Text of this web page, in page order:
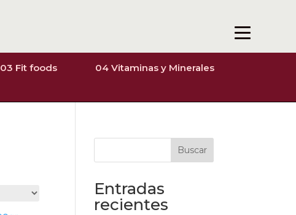
03 Fit foods
04 Vitaminas y Minerales
Buscar
Entradas
recientes